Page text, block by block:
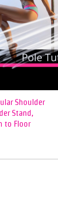
Shoulder
Stand,
to Floor